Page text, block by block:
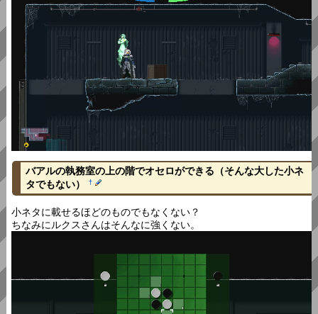
バアルの執務室の上の階でオセロができる（そんな大した小ネ
タでもない）
†
小ネタに載せるほどのものでもなくない？
ちなみにルクスさんはそんなに強くない。